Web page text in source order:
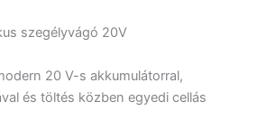
szegélyvágó 20V
20 V-s akkumulátorral,
és töltés közben egyedi cellás